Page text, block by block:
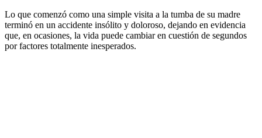
Lo que comenzó como una simple visita a la tumba de su madre
terminó en un accidente insólito y doloroso, dejando en evidencia
que, en ocasiones, la vida puede cambiar en cuestión de segundos
por factores totalmente inesperados.